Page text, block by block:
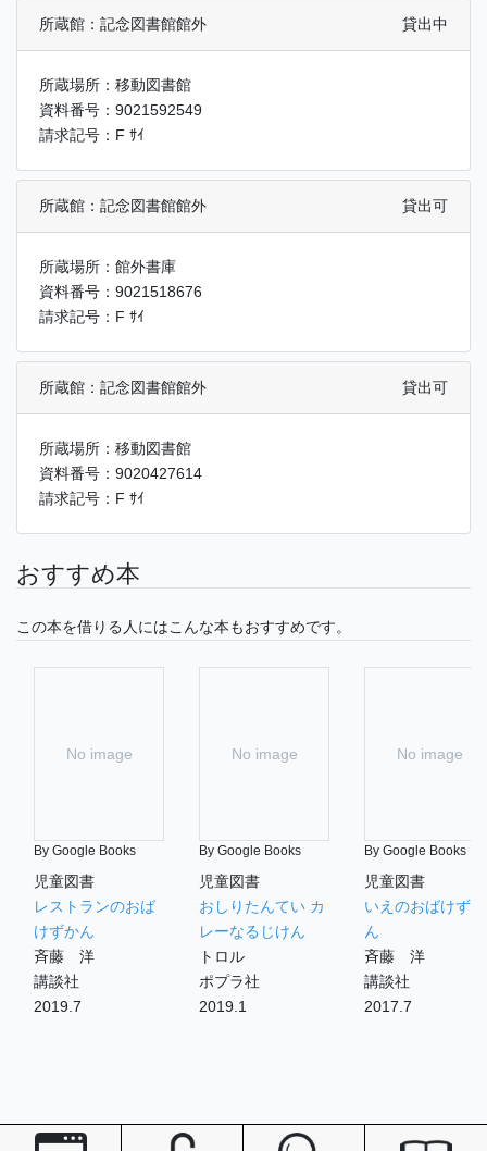
所蔵館：記念図書館館外 貸出中
所蔵場所：移動図書館
資料番号：9021592549
請求記号：F ｻｲ
所蔵館：記念図書館館外 貸出可
所蔵場所：館外書庫
資料番号：9021518676
請求記号：F ｻｲ
所蔵館：記念図書館館外 貸出可
所蔵場所：移動図書館
資料番号：9020427614
請求記号：F ｻｲ
おすすめ本
この本を借りる人にはこんな本もおすすめです。
No image
By Google Books
児童図書
レストランのおば
けずかん
斉藤 洋
講談社
2019.7
No image
By Google Books
児童図書
おしりたんてい カ
レーなるじけん
トロル
ポプラ社
2019.1
No image
By Google Books
児童図書
いえのおばけずか
ん
斉藤 洋
講談社
2017.7